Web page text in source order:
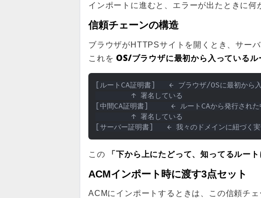
インポートに進むと、エラーが出たときに何
信頼チェーンの構造
ブラウザがHTTPSサイトを開くとき、サー
これを OS/ブラウザに最初から入っているル
[ルートCA証明書]   ← ブラウザ/OSに最初から入
        ↑ 署名している
[中間CA証明書]     ← ルートCAから発行された
        ↑ 署名している
この 「下から上にたどって、知ってるルート
ACMインポート時に渡す3点セット
ACMにインポートするときは、この信頼チ